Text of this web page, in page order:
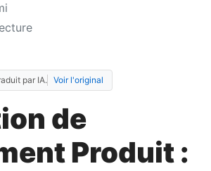
par IA. Voir l'original
de
Produit :